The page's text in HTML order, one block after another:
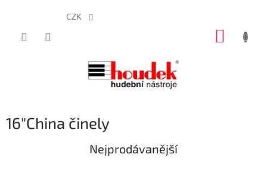
CZK
16"China činely
Nejprodávanější